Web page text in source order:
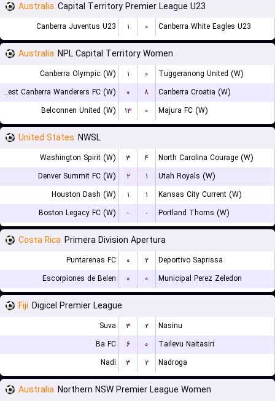
Australia Capital Territory Premier League U23
Canberra Juventus U23 ۱ ۰ Canberra White Eagles U23
Australia NPL Capital Territory Women
Canberra Olympic (W) ۱ ۰
Tuggeranong United (W)
West Canberra Wanderers FC (W)
۰ ۸
Canberra Croatia (W)
Belconnen United (W)
۱۳ ۰ Majura FC (W)
United States NWSL
Washington Spirit (W) ۳ ۴
North Carolina Courage (W)
Denver Summit FC (W)
۲ ۱
Utah Royals (W)
Houston Dash (W)
۱ ۱
Kansas City Current (W)
Boston Legacy FC (W)
- - Portland Thorns (W)
Costa Rica Primera Division Apertura
Puntarenas FC ۰ ۲
Deportivo Saprissa
Escorpiones de Belen
۰ ۰ Municipal Perez Zeledon
Fiji Digicel Premier League
Suva ۳ ۲
Nasinu
Ba FC
۶ ۰
Tailevu Naitasiri
Nadi
۳ ۲ Nadroga
Australia Northern NSW Premier League Women